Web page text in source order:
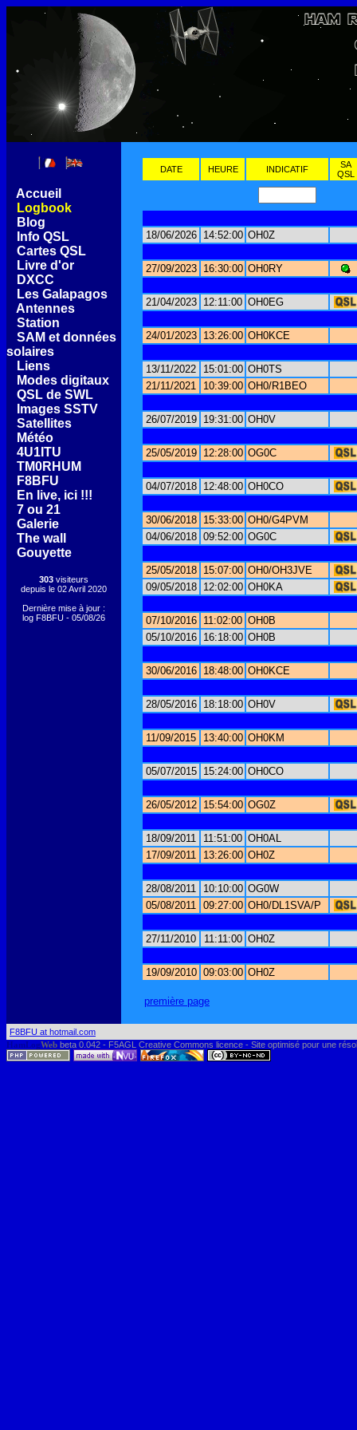
Accueil
Logbook
Blog
Info QSL
Cartes QSL
Livre d'or
DXCC
Les Galapagos
Antennes
Station
SAM et données
solaires
Liens
Modes digitaux
QSL de SWL
Images SSTV
Satellites
Météo
4U1ITU
TM0RHUM
F8BFU
En live, ici !!!
7 ou 21
Galerie
The wall
Gouyette
303 visiteurs
depuis le 02 Avril 2020
Dernière mise à jour :
log F8BFU - 05/08/26
DATE HEURE INDICATIF
SA
QSL
18/06/2026 14:52:00 OH0Z
27/09/2023 16:30:00 OH0RY
21/04/2023 12:11:00 OH0EG
24/01/2023 13:26:00 OH0KCE
13/11/2022 15:01:00 OH0TS
21/11/2021
10:39:00 OH0/R1BEO
26/07/2019 19:31:00 OH0V
25/05/2019 12:28:00 OG0C
04/07/2018 12:48:00 OH0CO
30/06/2018 15:33:00 OH0/G4PVM
04/06/2018 09:52:00 OG0C
25/05/2018 15:07:00 OH0/OH3JVE
09/05/2018
12:02:00 OH0KA
07/10/2016 11:02:00 OH0B
05/10/2016
16:18:00 OH0B
30/06/2016 18:48:00 OH0KCE
28/05/2016 18:18:00 OH0V
11/09/2015 13:40:00 OH0KM
05/07/2015 15:24:00 OH0CO
26/05/2012 15:54:00 OG0Z
18/09/2011 11:51:00 OH0AL
17/09/2011
13:26:00 OH0Z
28/08/2011 10:10:00 OG0W
05/08/2011 09:27:00 OH0/DL1SVA/P
27/11/2010 11:11:00 OH0Z
19/09/2010 09:03:00 OH0Z
première page
F8BFU at hotmail.com
HamLogWeb beta 0.042 - F5AGL Creative Commons licence - Site optimisé pour une